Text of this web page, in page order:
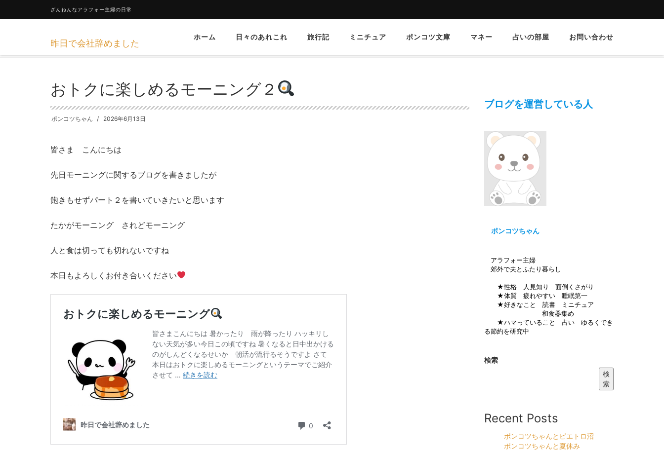
ざんねんなアラフォー主婦の日常
昨日で会社辞めました
ホーム 日々のあれこれ 旅行記 ミニチュア ポンコツ文庫 マネー 占いの部屋 お問い合わせ
HOME 日々のあれこれ おトクに楽しめるモーニング２
おトクに楽しめるモーニング２
ポンコツちゃん 2026年6月13日
皆さま こんにちは
先日モーニングに関するブログを書きましたが
飽きもせずパート２を書いていきたいと思います
たかがモーニング されどモーニング
人と食は切っても切れないですね
本日もよろしくお付き合いください
ブログを運営している人
ポンコツちゃん
アラフォー主婦
郊外で夫とふたり暮らし
★性格 人見知り 面倒くさがり
★体質 疲れやすい 睡眠第一
★好きなこと 読書 ミニチュア
和食器集め
★ハマっていること 占い ゆるくでき
る節約を研究中
検索
検
索
Recent Posts
ポンコツちゃんとピエトロ沼
ポンコツちゃんと夏休み